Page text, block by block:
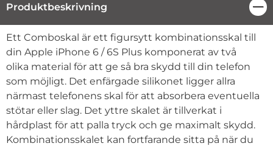
Produktbeskrivning
Produktbeskrivning
Ett Comboskal är ett figursytt kombinationsskal till
din Apple iPhone 6 / 6S Plus komponerat av två
olika material för att ge så bra skydd till din telefon
som möjligt. Det enfärgade silikonet ligger allra
närmast telefonens skal för att absorbera eventuella
stötar eller slag. Det yttre skalet är tillverkat i
hårdplast för att palla tryck och ge maximalt skydd.
Kombinationsskalet kan fortfarande sitta på när du